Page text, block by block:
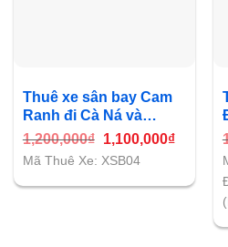
Thuê xe sân bay Cam
Ranh đi Cà Ná và
ngược lại
1,200,000₫
Giá
gốc
là:
1,100,000₫Giá
Mã Thuê Xe: XSB04